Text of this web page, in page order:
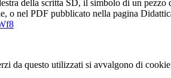
della scritta SD, il simbolo di un
o nel PDF pubblicato nella pagina
da questo utilizzati si avvalgono di